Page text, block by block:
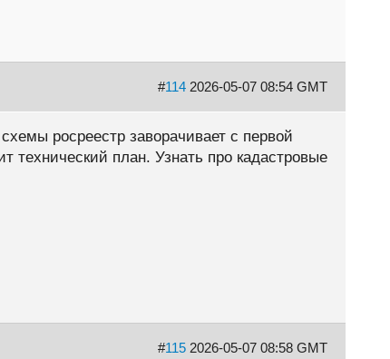
#114 2026-05-07 08:54 GMT
росреестр заворачивает с первой
технический план. Узнать про кадастровые
#115 2026-05-07 08:58 GMT